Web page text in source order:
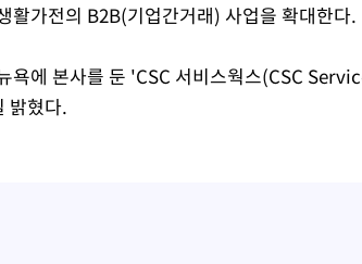
활가전의 B2B(기업간거래) 사업을 확대한다.
욕에 본사를 둔 'CSC 서비스웍스(CSC
밝혔다.